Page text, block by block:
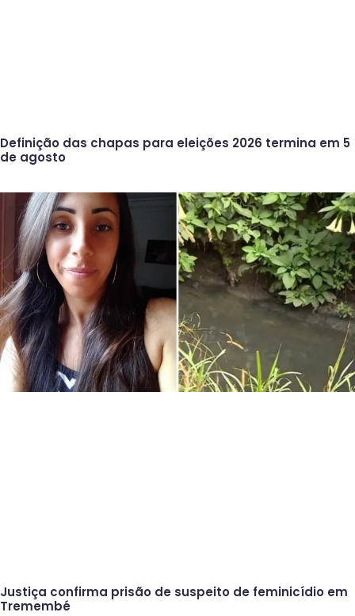
Definição das chapas para eleições 2026 termina em 5
de agosto
Justiça confirma prisão de suspeito de feminicídio em
Tremembé